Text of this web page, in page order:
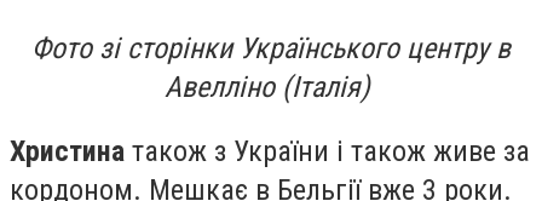
Фото зі сторінки Українського центру в
Авелліно (Італія)
Христина також з України і також живе за
кордоном. Мешкає в Бельгії вже 3 роки.